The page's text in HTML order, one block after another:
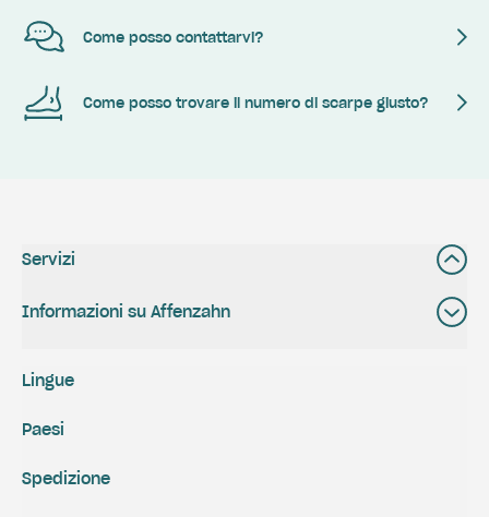
Come posso contattarvi?
Come posso trovare il numero di scarpe giusto?
Servizi
Informazioni su Affenzahn
Spedizione
Lingue
Paesi